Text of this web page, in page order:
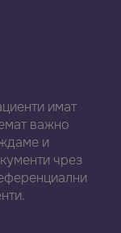
имат
важно
и
чрез